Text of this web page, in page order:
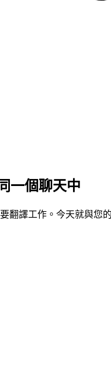
一個聊天中
翻譯工作。今天就與您